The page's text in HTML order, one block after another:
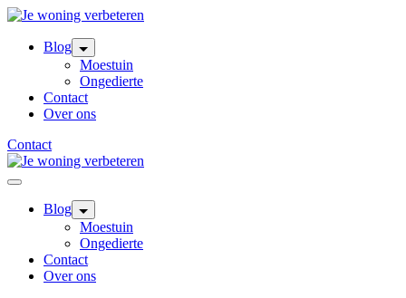
Skip
contentBlog
Moestuin
Ongedierte
Contact
Over ons
Contact
Blog
Moestuin
Ongedierte
Contact
Over ons